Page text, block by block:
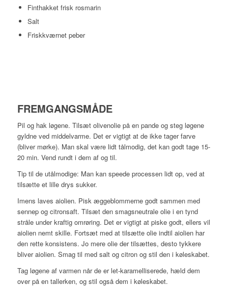
Finthakket frisk rosmarin
Salt
Friskkværnet peber
FREMGANGSMÅDE
Pil og hak løgene. Tilsæt olivenolie på en pande og steg løgene
gyldne ved middelvarme. Det er vigtigt at de ikke tager farve
(bliver mørke). Man skal være lidt tålmodig, det kan godt tage 15-
20 min. Vend rundt i dem af og til.
Tip til de utålmodige: Man kan speede processen lidt op, ved at
tilsætte et lille drys sukker.
Imens laves aiolien. Pisk æggeblommerne godt sammen med
sennep og citronsaft. Tilsæt den smagsneutrale olie i en tynd
stråle under kraftig omrøring. Det er vigtigt at piske godt, ellers vil
aiolien nemt skille. Fortsæt med at tilsætte olie indtil aiolien har
den rette konsistens. Jo mere olie der tilsættes, desto tykkere
bliver aiolien. Smag til med salt og citron og stil den i køleskabet.
Tag løgene af varmen når de er let-karamelliserede, hæld dem
over på en tallerken, og stil også dem i køleskabet.